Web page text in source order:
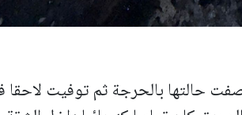
حالتها بالحرجة ثم توفيت لاحقا